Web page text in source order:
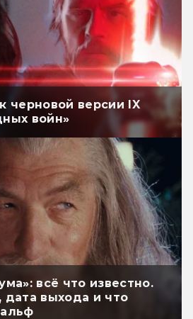
черновой версии IX
войн»
всё что известно.
выхода и что